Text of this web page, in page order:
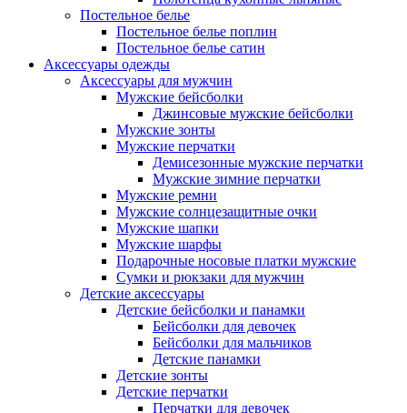
Постельное белье
Постельное белье поплин
Постельное белье сатин
Аксессуары одежды
Аксессуары для мужчин
Мужские бейсболки
Джинсовые мужские бейсболки
Мужские зонты
Мужские перчатки
Демисезонные мужские перчатки
Мужские зимние перчатки
Мужские ремни
Мужские солнцезащитные очки
Мужские шапки
Мужские шарфы
Подарочные носовые платки мужские
Сумки и рюкзаки для мужчин
Детские аксессуары
Детские бейсболки и панамки
Бейсболки для девочек
Бейсболки для мальчиков
Детские панамки
Детские зонты
Детские перчатки
Перчатки для девочек